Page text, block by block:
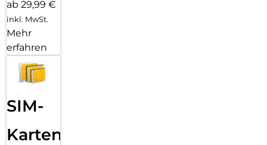
ab 29,99 €
inkl. MwSt.
Mehr
erfahren
SIM-
Karten